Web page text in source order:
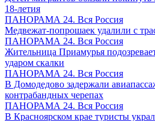
18-летия
ПАНОРАМА 24. Вся Россия
Медвежат-попрошаек удалили с
ПАНОРАМА 24. Вся Россия
Жительница Приамурья
ударом скалки
ПАНОРАМА 24. Вся Россия
В Домодедово задержали
контрабандных черепах
ПАНОРАМА 24. Вся Россия
В Красноярском крае туристы